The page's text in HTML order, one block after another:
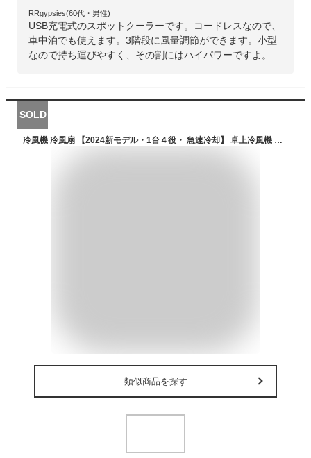
RRgypsies(60代・男性)
USB充電式のスポットクーラーです。コードレスなので、
車中泊でも使えます。3階段に風量調節ができます。小型
なので持ち運びやすく、その割にはハイパワーですよ。
SOLD
冷風機 冷風扇 【2024新モデル・1台４役・ 急速冷却】 卓上冷風機 小型 水冷エアコン 静音 パワフル 3段階風量調節 大容量タンク 氷いれ可能 冷却加湿 冷風扇風機 USB給電式 ポータブルクーラー 小型クーラー 省エネ ミニ冷風扇 熱中症対策 暑さ対策 オフィス 寝室 自宅用 家庭用 プレゼント ギフト (ホワイト)
類似商品を探す